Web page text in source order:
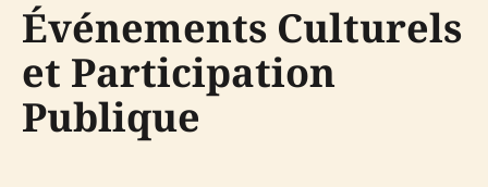
Événements Culturels
et Participation
Publique